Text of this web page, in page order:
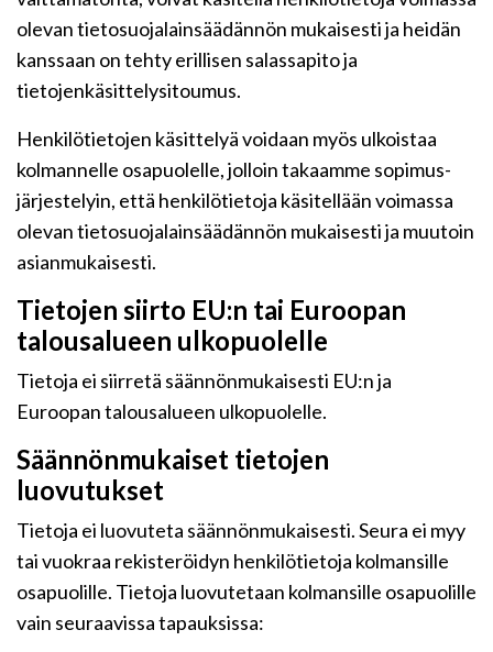
olevan tietosuojalainsäädännön mukaisesti ja heidän
kanssaan on tehty erillisen salassapito ja
tietojenkäsittelysitoumus.
Henkilötietojen käsittelyä voidaan myös ulkoistaa
kolmannelle osapuolelle, jolloin takaamme sopimus-
järjestelyin, että henkilötietoja käsitellään voimassa
olevan tietosuojalainsäädännön mukaisesti ja muutoin
asianmukaisesti.
Tietojen siirto EU:n tai Euroopan
talousalueen ulkopuolelle
Tietoja ei siirretä säännönmukaisesti EU:n ja
Euroopan talousalueen ulkopuolelle.
Säännönmukaiset tietojen
luovutukset
Tietoja ei luovuteta säännönmukaisesti. Seura ei myy
tai vuokraa rekisteröidyn henkilötietoja kolmansille
osapuolille. Tietoja luovutetaan kolmansille osapuolille
vain seuraavissa tapauksissa: